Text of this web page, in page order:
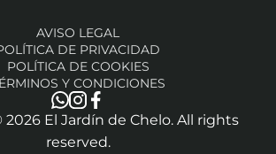
2026 El Jardín de Chelo. All rights
reserved.
AVISO LEGAL
DE PRIVACIDAD
POLÍTICA DE COOKIES
Y CONDICIONES